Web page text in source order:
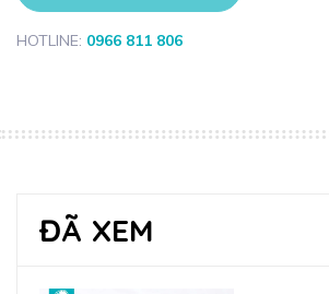
HOTLINE: 0966 811 806
ĐÃ XEM